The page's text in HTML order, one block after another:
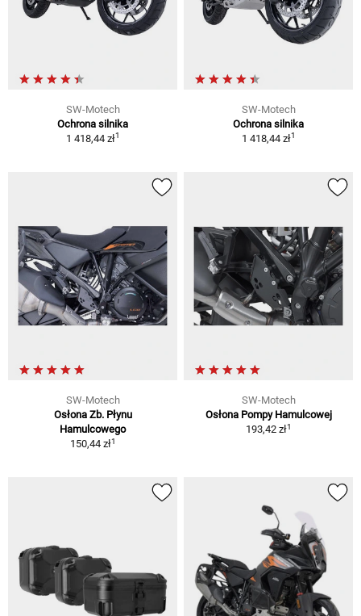
SW-Motech
Ochrona silnika
1 418,44 zł1
SW-Motech
Ochrona silnika
1 418,44 zł1
SW-Motech
Osłona Zb. Płynu
Hamulcowego
150,44 zł1
SW-Motech
Osłona Pompy Hamulcowej
193,42 zł1